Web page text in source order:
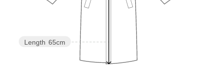
Length 65cm